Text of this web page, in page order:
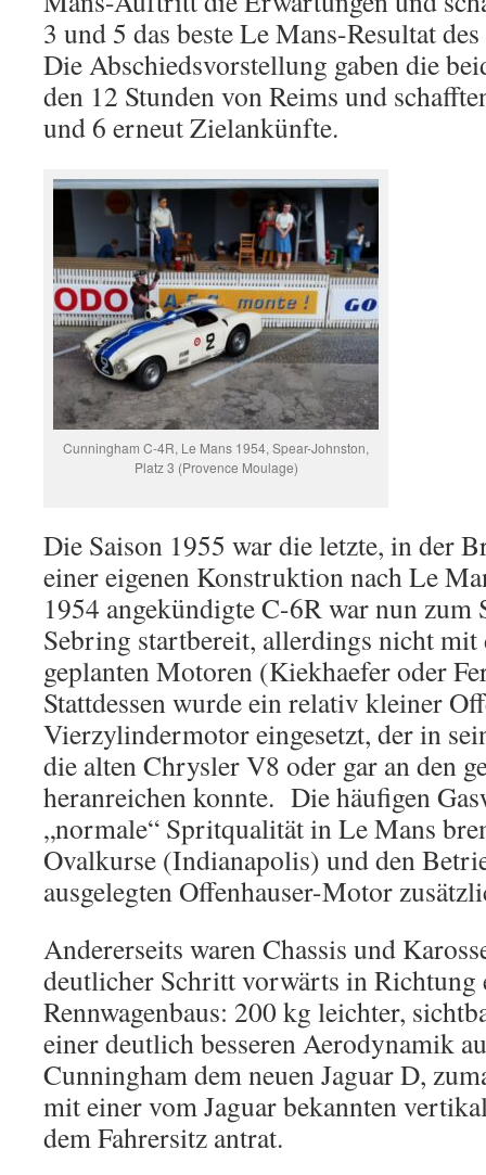
3 und 5 das beste Le Mans-Resultat
Die Abschiedsvorstellung gaben die
den 12 Stunden von Reims und
und 6 erneut Zielankünfte.
Cunningham C-4R, Le Mans 1954, Spear-Johnston,
Platz 3 (Provence Moulage)
Die Saison 1955 war die letzte, in der
einer eigenen Konstruktion nach Le
1954 angekündigte C-6R war nun zum
Sebring startbereit, allerdings nicht
geplanten Motoren (Kiekhaefer oder
Stattdessen wurde ein relativ kleiner
Vierzylindermotor eingesetzt, der in
die alten Chrysler V8 oder gar an den
heranreichen konnte. Die häufigen
„normale“ Spritqualität in Le Mans
Ovalkurse (Indianapolis) und den
ausgelegten Offenhauser-Motor
Andererseits waren Chassis und
deutlicher Schritt vorwärts in Richtung
Rennwagenbaus: 200 kg leichter,
einer deutlich besseren Aerodynamik
Cunningham dem neuen Jaguar D,
mit einer vom Jaguar bekannten
dem Fahrersitz antrat.